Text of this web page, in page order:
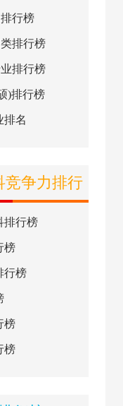
行榜
排行榜
排行榜
)排行榜
排名
竞争力排行
排行榜
榜
行榜
榜
榜